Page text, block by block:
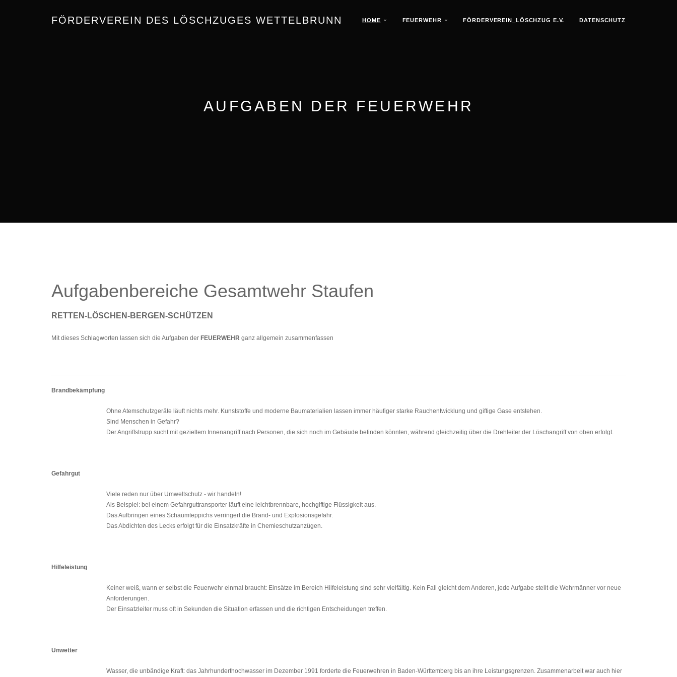
FÖRDERVEREIN DES LÖSCHZUGES WETTELBRUNN HOME FEUERWEHR FÖRDERVEREIN_LÖSCHZUG E.V. DATENSCHUTZ
AUFGABEN DER FEUERWEHR
Aufgabenbereiche Gesamtwehr Staufen
RETTEN-LÖSCHEN-BERGEN-SCHÜTZEN
Mit dieses Schlagworten lassen sich die Aufgaben der FEUERWEHR ganz allgemein zusammenfassen
Brandbekämpfung
Ohne Atemschutzgeräte läuft nichts mehr. Kunststoffe und moderne Baumaterialien lassen immer häufiger starke Rauchentwicklung und giftige Gase entstehen.
Sind Menschen in Gefahr?
Der Angriffstrupp sucht mit gezieltem Innenangriff nach Personen, die sich noch im Gebäude befinden könnten, während gleichzeitig über die Drehleiter der Löschangriff von oben erfolgt.
Gefahrgut
Viele reden nur über Umweltschutz - wir handeln!
Als Beispiel: bei einem Gefahrguttransporter läuft eine leichtbrennbare, hochgiftige Flüssigkeit aus.
Das Aufbringen eines Schaumteppichs verringert die Brand- und Explosionsgefahr.
Das Abdichten des Lecks erfolgt für die Einsatzkräfte in Chemieschutzanzügen.
Hilfeleistung
Keiner weiß, wann er selbst die Feuerwehr einmal braucht: Einsätze im Bereich Hilfeleistung sind sehr vielfältig. Kein Fall gleicht dem Anderen, jede Aufgabe stellt die Wehrmänner vor neue
Anforderungen.
Der Einsatzleiter muss oft in Sekunden die Situation erfassen und die richtigen Entscheidungen treffen.
Unwetter
Wasser, die unbändige Kraft: das Jahrhunderthochwasser im Dezember 1991 forderte die Feuerwehren in Baden-Württemberg bis an ihre Leistungsgrenzen. Zusammenarbeit war auch hier